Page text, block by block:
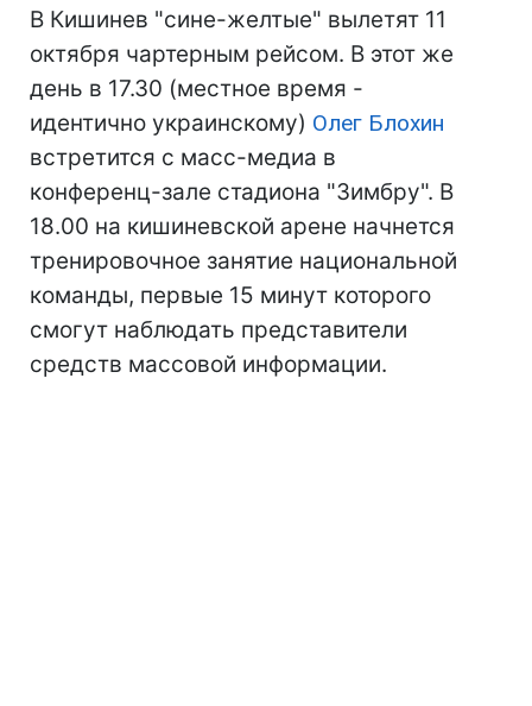
В Кишинев "сине-желтые" вылетят 11
октября чартерным рейсом. В этот же
день в 17.30 (местное время -
идентично украинскому) Олег Блохин
встретится с масс-медиа в
конференц-зале стадиона "Зимбру". В
18.00 на кишиневской арене начнется
тренировочное занятие национальной
команды, первые 15 минут которого
смогут наблюдать представители
средств массовой информации.